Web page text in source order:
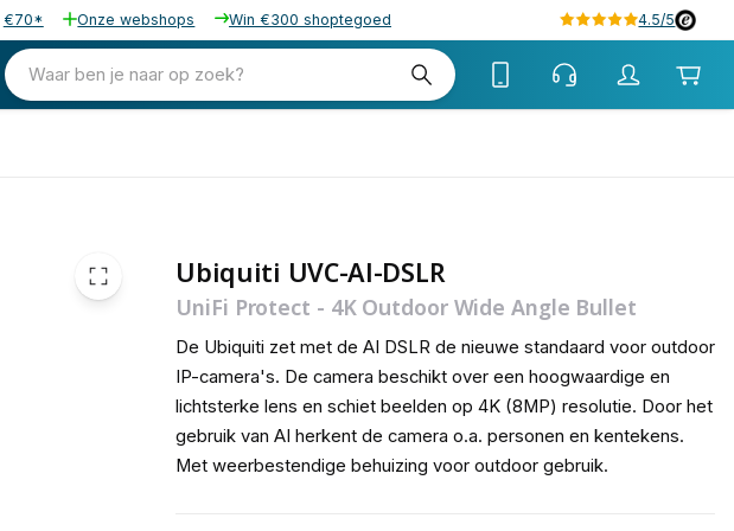
€70* Onze webshops Win €300 shoptegoed 4.5/5
Waar ben je naar op zoek?
Ubiquiti UVC-AI-DSLR
UniFi Protect - 4K Outdoor Wide Angle Bullet
De Ubiquiti zet met de AI DSLR de nieuwe standaard voor outdoor
IP-camera's. De camera beschikt over een hoogwaardige en
lichtsterke lens en schiet beelden op 4K (8MP) resolutie. Door het
gebruik van AI herkent de camera o.a. personen en kentekens.
Met weerbestendige behuizing voor outdoor gebruik.
1.442,88 excl. btw
1.745,88 incl. btw